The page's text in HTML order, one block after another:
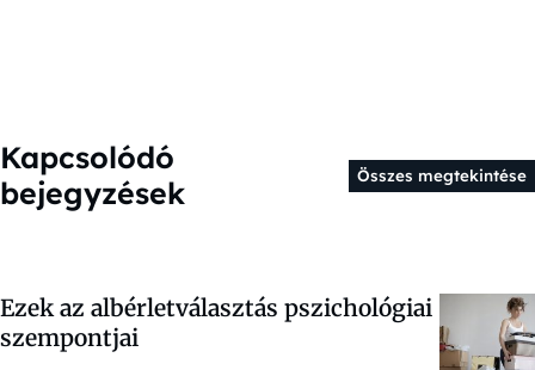
Kapcsolódó
bejegyzések
Összes megtekintése
Ezek az albérletválasztás pszichológiai
szempontjai